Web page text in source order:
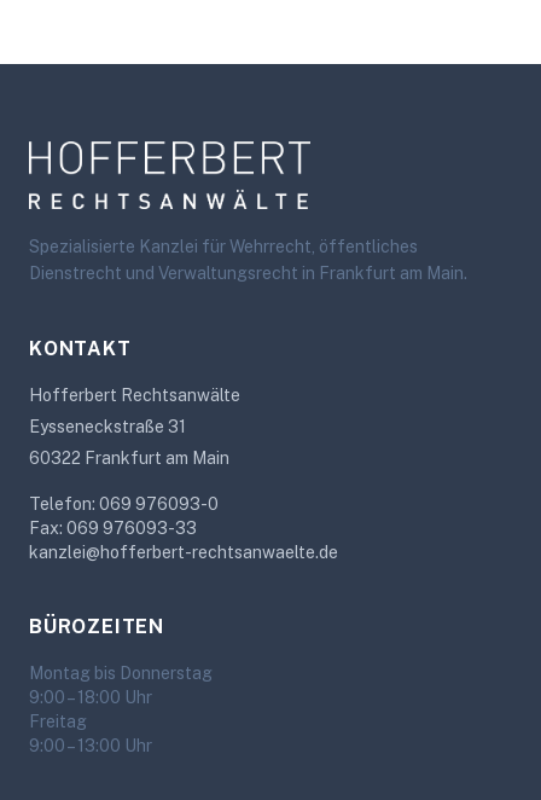
Spezialisierte Kanzlei für Wehrrecht, öffentliches
Dienstrecht und Verwaltungsrecht in Frankfurt am Main.
KONTAKT
Hofferbert Rechtsanwälte
Eysseneckstraße 31
60322 Frankfurt am Main
Telefon: 069 976093-0
Fax: 069 976093-33
kanzlei@hofferbert-rechtsanwaelte.de
BÜROZEITEN
Montag bis Donnerstag
9:00 – 18:00 Uhr
Freitag
9:00 – 13:00 Uhr